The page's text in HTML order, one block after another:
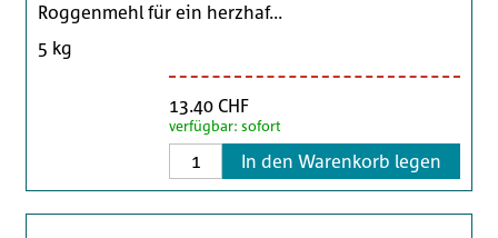
Roggenmehl für ein herzhaf...
5 kg
13.40 CHF
verfügbar: sofort
In den Warenkorb legen